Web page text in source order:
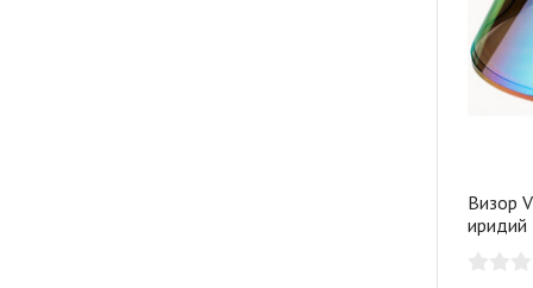
Визор
иридий